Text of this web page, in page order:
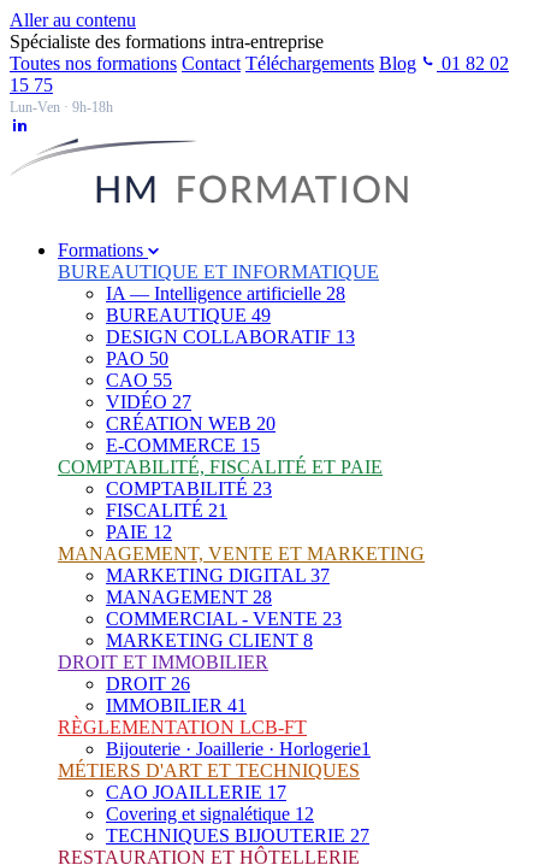
Aller au contenu
Spécialiste des formations intra-entreprise
Toutes nos formations Contact Téléchargements Blog
01 82 02
15 75
Lun-Ven · 9h-18h
Formations
BUREAUTIQUE ET INFORMATIQUE
IA — Intelligence artificielle 28
BUREAUTIQUE 49
DESIGN COLLABORATIF 13
PAO 50
CAO 55
VIDÉO 27
CRÉATION WEB 20
E-COMMERCE 15
COMPTABILITÉ, FISCALITÉ ET PAIE
COMPTABILITÉ 23
FISCALITÉ 21
PAIE 12
MANAGEMENT, VENTE ET MARKETING
MARKETING DIGITAL 37
MANAGEMENT 28
COMMERCIAL - VENTE 23
MARKETING CLIENT 8
DROIT ET IMMOBILIER
DROIT 26
IMMOBILIER 41
RÈGLEMENTATION LCB-FT
Bijouterie · Joaillerie · Horlogerie1
MÉTIERS D'ART ET TECHNIQUES
CAO JOAILLERIE 17
Covering et signalétique 12
TECHNIQUES BIJOUTERIE 27
RESTAURATION ET HÔTELLERIE